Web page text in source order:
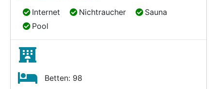
Internet
Internet Nichtraucher
Nichtraucher Sauna
Sauna
Pool
Pool
Betten: 98